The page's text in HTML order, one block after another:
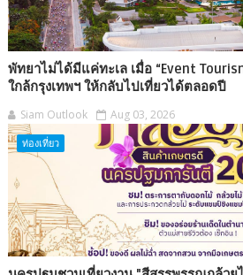
พัทยาไม่ได้มีแค่ทะเล เมื่อ “Event
ใกล้กรุงเทพฯ ให้กลับไปเที่ยวได้ตลอดปี
Siam Outlook Aug 03, 2026
ท่องเที่ยว